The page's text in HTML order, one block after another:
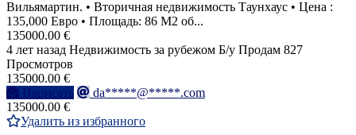
Вильямартин. • Вторичная недвижимость Таунхаус • Цена :
135,000 Евро • Площадь: 86 M2 об...
135000.00 €
4 лет назад Недвижимость за рубежом Б/у Продам 827
Просмотров
135000.00 €
Написать
da*****@*****.com
135000.00 €
Удалить из избранного